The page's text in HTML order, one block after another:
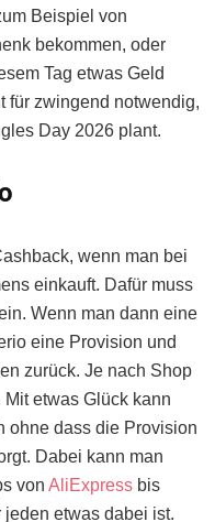
Beispiel von
bekommen, oder
Tag etwas Geld
für zwingend notwendig,
Day 2026 plant.
wenn man bei
einkauft. Dafür muss
Wenn man dann eine
eine Provision und
zurück. Je nach Shop
etwas Glück kann
ohne dass die Provision
Dabei kann man
von AliExpress bis
etwas dabei ist.